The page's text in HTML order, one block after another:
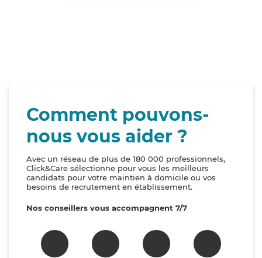
Comment pouvons-
nous vous aider ?
Avec un réseau de plus de 180 000 professionnels,
Click&Care sélectionne pour vous les meilleurs
candidats pour votre maintien à domicile ou vos
besoins de recrutement en établissement.
Nos conseillers vous accompagnent 7/7